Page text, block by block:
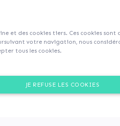
et des cookies tiers. Ces cookies
votre navigation, nous
tous les cookies.
JE REFUSE LES COOKIES